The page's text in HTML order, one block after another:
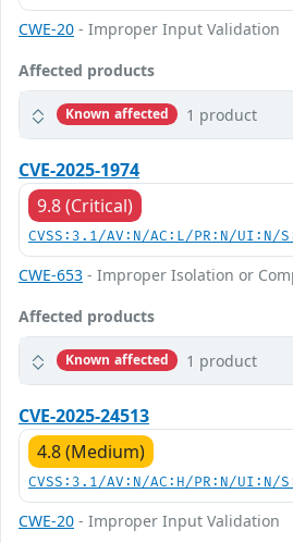
CWE-20 - Improper Input Validation
Affected products
Known affected 1 product
CVE-2025-1974
9.8 (Critical)
CVSS:3.1/AV:N/AC:L/PR:N/UI:N/
CWE-653 - Improper Isolation or
Affected products
Known affected 1 product
CVE-2025-24513
4.8 (Medium)
CVSS:3.1/AV:N/AC:H/PR:N/
CWE-20 - Improper Input Validation